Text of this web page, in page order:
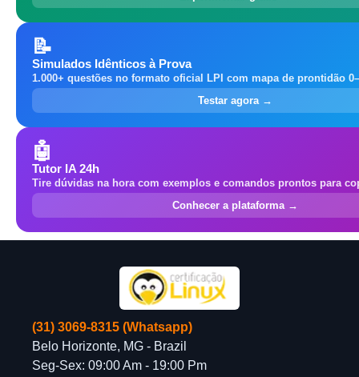
📝
Simulados Idênticos à Prova
1.000+ questões no formato oficial LPI com mapa de prontidão
Testar agora →
🤖
Tutor IA 24h
Tire dúvidas na hora com exemplos e comandos prontos para
Conhecer a plataforma →
(31) 3069-8315 (Whatsapp)
Belo Horizonte, MG - Brazil
Seg-Sex: 09:00 Am - 19:00 Pm